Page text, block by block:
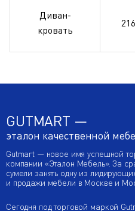
Диван-
кровать
GUTMART —
эталон качественной
Gutmart — новое имя успешной
компании «Эталон Мебель». За
сумели занять одну из
и продажи мебели в Москве и
Сегодня под торговой маркой